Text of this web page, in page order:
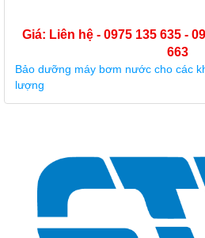
Giá: Liên hệ - 0975 135 635 -
663
Bảo dưỡng máy bơm nước cho các
lượng